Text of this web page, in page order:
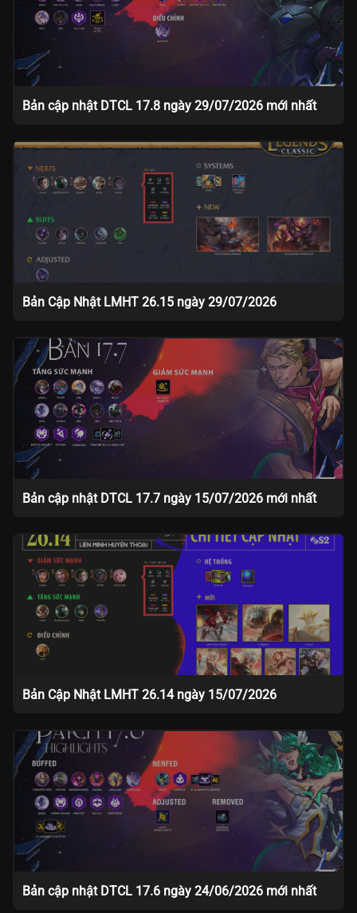
Bản cập nhật DTCL 17.8 ngày 29/07/2026 mới nhất
Bản Cập Nhật LMHT 26.15 ngày 29/07/2026
Bản cập nhật DTCL 17.7 ngày 15/07/2026 mới nhất
Bản Cập Nhật LMHT 26.14 ngày 15/07/2026
Bản cập nhật DTCL 17.6 ngày 24/06/2026 mới nhất